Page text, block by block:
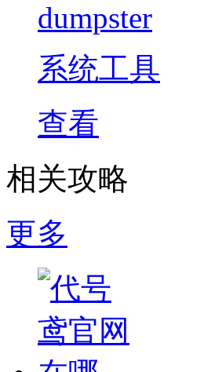
dumpster
系统工具
查看
相关攻略
更多